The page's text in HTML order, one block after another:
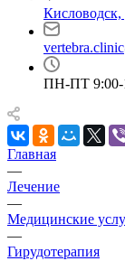
Кисловодск,
ПН-ПТ 9:00-
Главная
—
Лечение
—
Медицинские
—
Гирудотерапия